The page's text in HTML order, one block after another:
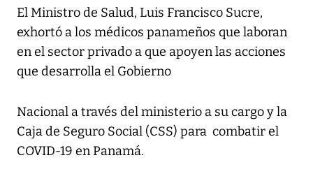
El Ministro de Salud, Luis Francisco Sucre,
exhortó a los médicos panameños que laboran
en el sector privado a que apoyen las acciones
que desarrolla el Gobierno
Nacional a través del ministerio a su cargo y la
Caja de Seguro Social (CSS) para combatir el
COVID-19 en Panamá.